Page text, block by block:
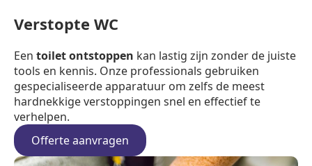
Verstopte WC
Een toilet ontstoppen kan lastig zijn zonder de juiste
tools en kennis. Onze professionals gebruiken
gespecialiseerde apparatuur om zelfs de meest
hardnekkige verstoppingen snel en effectief te
verhelpen.
Offerte aanvragen